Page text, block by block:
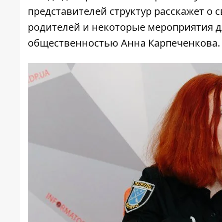
представителей структур расскажет
родителей и некоторые мероприятия
общественностью Анна Карпеченкова.